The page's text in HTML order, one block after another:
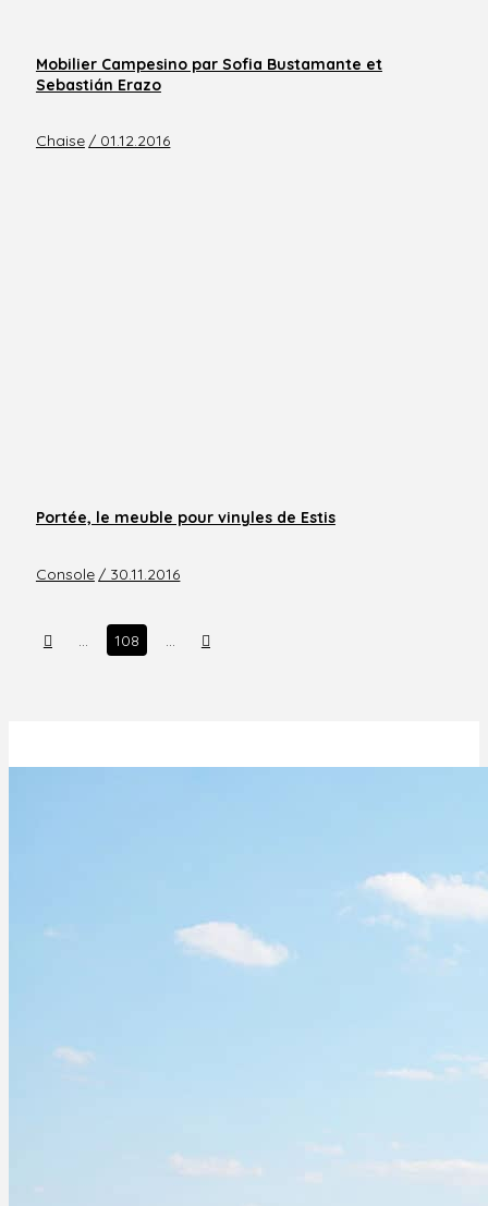
Mobilier Campesino par Sofia Bustamante et
Sebastián Erazo
Chaise / 01.12.2016
Portée, le meuble pour vinyles de Estis
Console / 30.11.2016
Prev … 108 … Next